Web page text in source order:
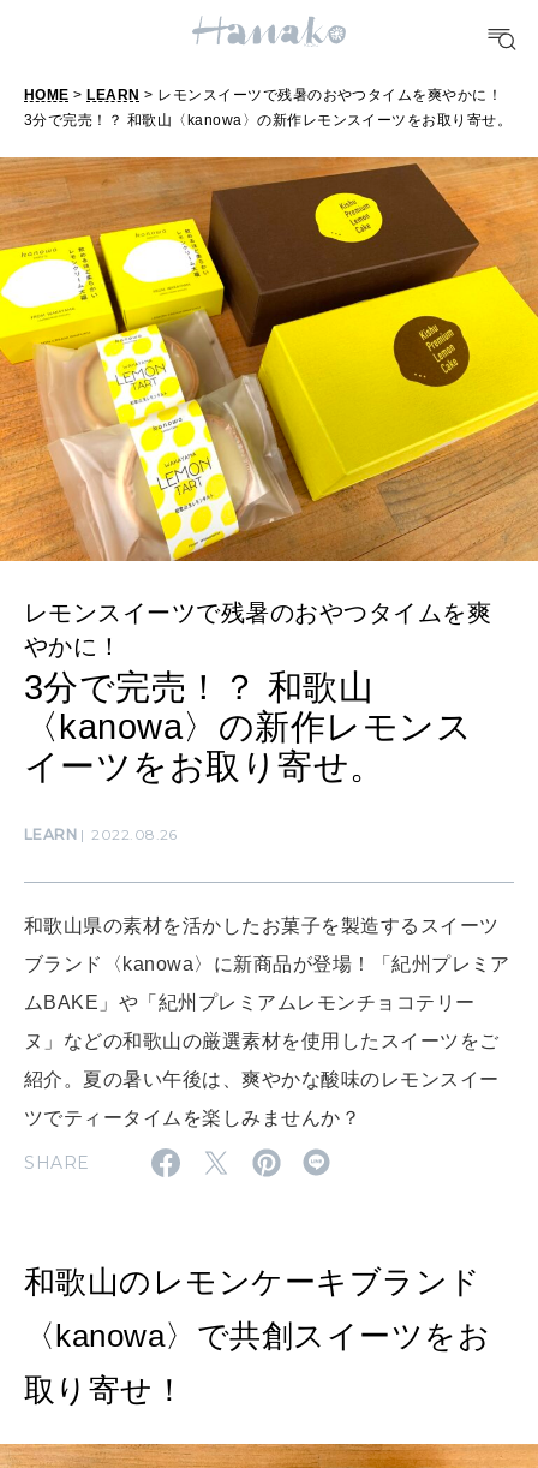
明日のわたし
[12星座別] Weekly Holoscope
女神まり愛のタロットメッセージ
算命学がわかる今月のあなた
HEALTH
LEARN
知る、考える
MAMA
ママもいろいろ
SUSTAINABLE
わたしができること
CULTURE
自分を耕す
WORK&MONEY
いい人生って？
2026年9月号「北海道 おいしく遊ぶ、夏のご褒美旅。」
2026年7月号「鎌倉 ローカルが 教えてくれた 本当の歩き方。」
2026年5月号「“大好き”に出会いに。韓国」
2026年3月号「スイーツ予想図 2026」
2026年2月号「良運を掴む 新・開運術。」
2026年1月号「猫がいれば、幸せ」
2025年12月号「お酒の新常識。」
MAGAZINE MOOK
FOLLOW US!
HOME > LEARN > レモンスイーツで残暑のおやつタイムを爽やかに！
3分で完売！？ 和歌山〈kanowa〉の新作レモンスイーツをお取り寄せ。
レモンスイーツで残暑のおやつタイムを爽
やかに！
3分で完売！？ 和歌山
〈kanowa〉の新作レモンス
イーツをお取り寄せ。
LEARN 2022.08.26
和歌山県の素材を活かしたお菓子を製造するスイーツ
ブランド〈kanowa〉に新商品が登場！「紀州プレミア
ムBAKE」や「紀州プレミアムレモンチョコテリー
ヌ」などの和歌山の厳選素材を使用したスイーツをご
紹介。夏の暑い午後は、爽やかな酸味のレモンスイー
ツでティータイムを楽しみませんか？
SHARE
和歌山のレモンケーキブランド
〈kanowa〉で共創スイーツをお
取り寄せ！